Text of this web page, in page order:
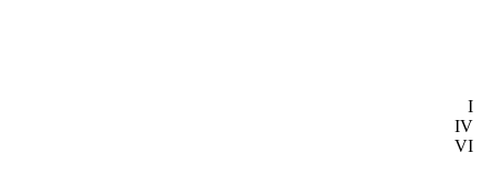
I
IV
VI